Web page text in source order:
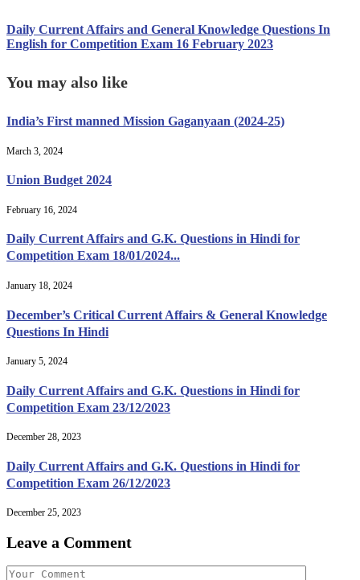
Daily Current Affairs and General Knowledge Questions In
English for Competition Exam 16 February 2023
You may also like
India’s First manned Mission Gaganyaan (2024-25)
March 3, 2024
Union Budget 2024
February 16, 2024
Daily Current Affairs and G.K. Questions in Hindi for
Competition Exam 18/01/2024...
January 18, 2024
December’s Critical Current Affairs & General Knowledge
Questions In Hindi
January 5, 2024
Daily Current Affairs and G.K. Questions in Hindi for
Competition Exam 23/12/2023
December 28, 2023
Daily Current Affairs and G.K. Questions in Hindi for
Competition Exam 26/12/2023
December 25, 2023
Leave a Comment